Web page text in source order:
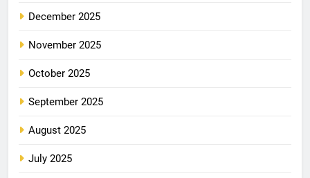
December 2025
November 2025
October 2025
September 2025
August 2025
July 2025